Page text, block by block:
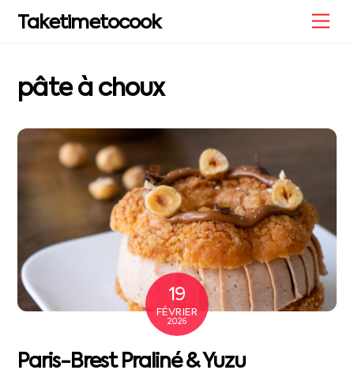
Taketimetocook
pâte à choux
19
FÉVRIER
2026
Paris-Brest Praliné & Yuzu